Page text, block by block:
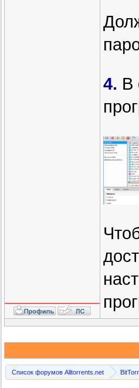
4. В
Список форумов Alltorrents.net